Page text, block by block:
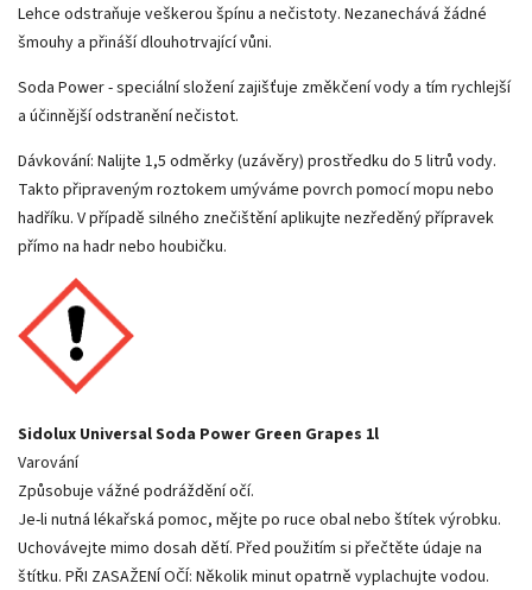
Lehce odstraňuje veškerou špínu a nečistoty. Nezanechává žádné
šmouhy a přináší dlouhotrvající vůni.
Soda Power - speciální složení zajišťuje změkčení vody a tím rychlejší
a účinnější odstranění nečistot.
Dávkování: Nalijte 1,5 odměrky (uzávěry) prostředku do 5 litrů vody.
Takto připraveným roztokem umýváme povrch pomocí mopu nebo
hadříku. V případě silného znečištění aplikujte nezředěný přípravek
přímo na hadr nebo houbičku.
Sidolux Universal Soda Power Green Grapes 1l
Varování
Způsobuje vážné podráždění očí.
Je-li nutná lékařská pomoc, mějte po ruce obal nebo štítek výrobku.
Uchovávejte mimo dosah dětí. Před použitím si přečtěte údaje na
štítku. PŘI ZASAŽENÍ OČÍ: Několik minut opatrně vyplachujte vodou.